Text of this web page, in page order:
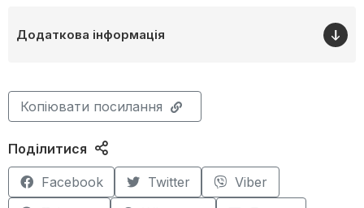
Додаткова інформація
Копіювати посилання
Поділитися
Facebook Twitter
Viber